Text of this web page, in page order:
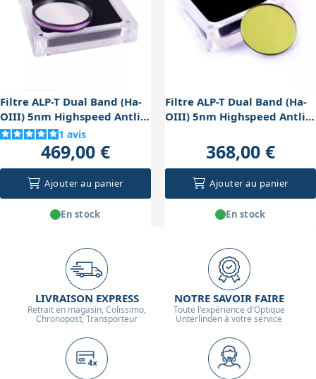
Filtre ALP-T Dual Band (Ha-
OIII) 5nm Highspeed Antlia
coulant 50,8mm
1 avis
469,00 €
Ajouter au panier
En stock
Filtre ALP-T Dual Band (Ha-
OIII) 5nm Highspeed Antlia
368,00 €
Ajouter au panier
En stock
LIVRAISON EXPRESS
Retrait en magasin, Colissimo,
Chronopost, Transporteur
NOTRE SAVOIR FAIRE
Toute l'expérience d'Optique
Unterlinden à votre service